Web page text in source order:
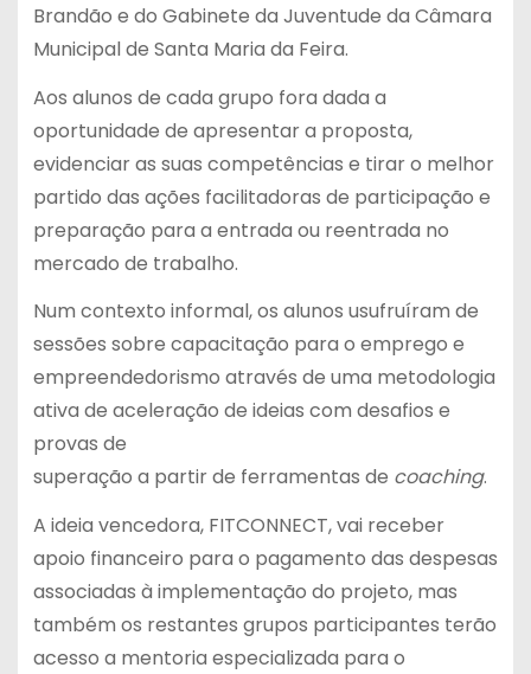
Brandão e do Gabinete da Juventude da Câmara
Municipal de Santa Maria da Feira.
Aos alunos de cada grupo fora dada a
oportunidade de apresentar a proposta,
evidenciar as suas competências e tirar o melhor
partido das ações facilitadoras de participação e
preparação para a entrada ou reentrada no
mercado de trabalho.
Num contexto informal, os alunos usufruíram de
sessões sobre capacitação para o emprego e
empreendedorismo através de uma metodologia
ativa de aceleração de ideias com desafios e
provas de
superação a partir de ferramentas de coaching.
A ideia vencedora, FITCONNECT, vai receber
apoio financeiro para o pagamento das despesas
associadas à implementação do projeto, mas
também os restantes grupos participantes terão
acesso a mentoria especializada para o